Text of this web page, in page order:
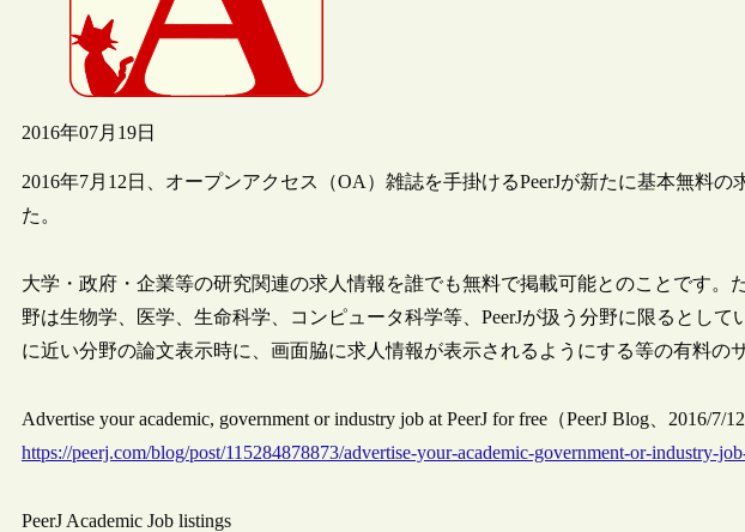
2016年07月19日
2016年7月12日、オープンアクセス（OA）雑誌を手掛けるPeerJが新たに基本無料
た。
大学・政府・企業等の研究関連の求人情報を誰でも無料で掲載可能とのことです。
野は生物学、医学、生命科学、コンピュータ科学等、PeerJが扱う分野に限るとして
に近い分野の論文表示時に、画面脇に求人情報が表示されるようにする等の有料の
Advertise your academic, government or industry job at PeerJ for free（PeerJ Blog、2016/7/
https://peerj.com/blog/post/115284878873/advertise-your-academic-government-or-industry-
PeerJ Academic Job listings